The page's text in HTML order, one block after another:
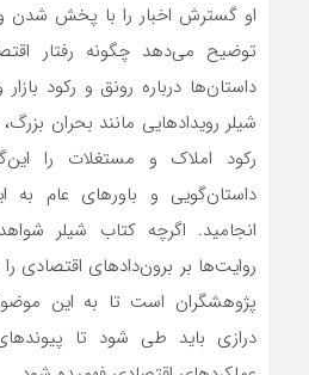
او گسترش اخبار را با پخش شدن
توضیح می‌دهد چگونه رفتار
داستان‌ها درباره رونق و رکود
شیلر رویدادهایی مانند بحران
رکود املاک و مستغلات را
داستان‌گویی و باورهای عام به
انجامید. اگرچه کتاب شیلر
روایت‌ها بر برون‌دادهای اقتصادی
پژوهشگران است تا به این
درازی باید طی شود تا